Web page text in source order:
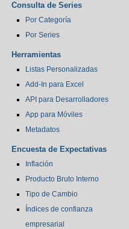
Consulta de Series
Por Categoría
Por Series
Herramientas
Listas Personalizadas
Add-In para Excel
API para Desarrolladores
App para Móviles
Metadatos
Encuesta de Expectativas
Inflación
Producto Bruto Interno
Tipo de Cambio
Índices de confianza
empresarial